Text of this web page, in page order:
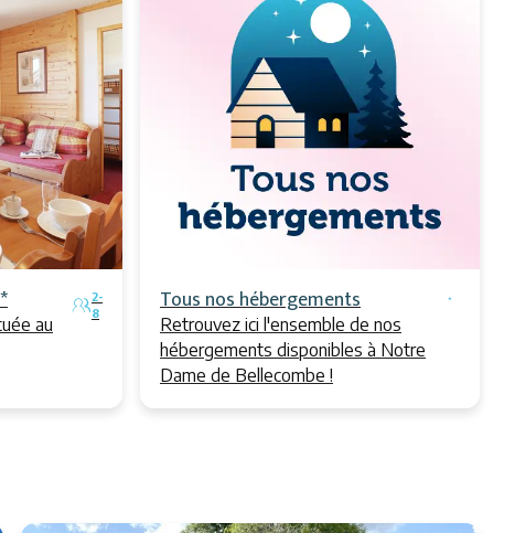
au
2-
8 Tous nos hébergements
Retrouvez ici l'ensemble de nos
hébergements disponibles à Notre
Dame de Bellecombe !